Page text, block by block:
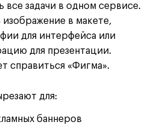
все задачи в одном сервисе.
в макете,
для интерфейса или
для презентации.
справиться «Фигма».
для:
баннеров